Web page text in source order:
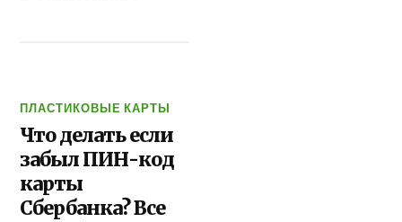
ПЛАСТИКОВЫЕ КАРТЫ
Что делать если
забыл ПИН-код
карты
Сбербанка? Все